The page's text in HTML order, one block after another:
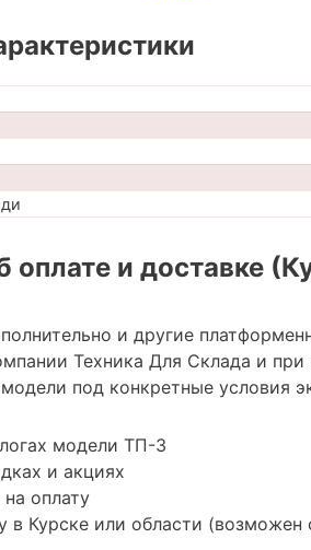
и доставке
и другие
Техника Для Склада и
под конкретные условия
модели ТП-3
и акциях
оплату
в Курске или области (возможен